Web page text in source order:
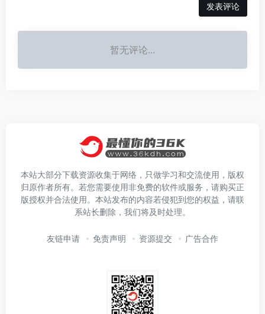
发表评论
暂无评论...
本站大部分下载资源收集于网络，只做学习和交流使用，版权
归原作者所有。若您需要使用非免费的软件或服务，请购买正
版授权并合法使用。本站发布的内容若侵犯到您的权益，请联
系站长删除，我们将及时处理。
友链申请 免责声明 资源提交 广告合作